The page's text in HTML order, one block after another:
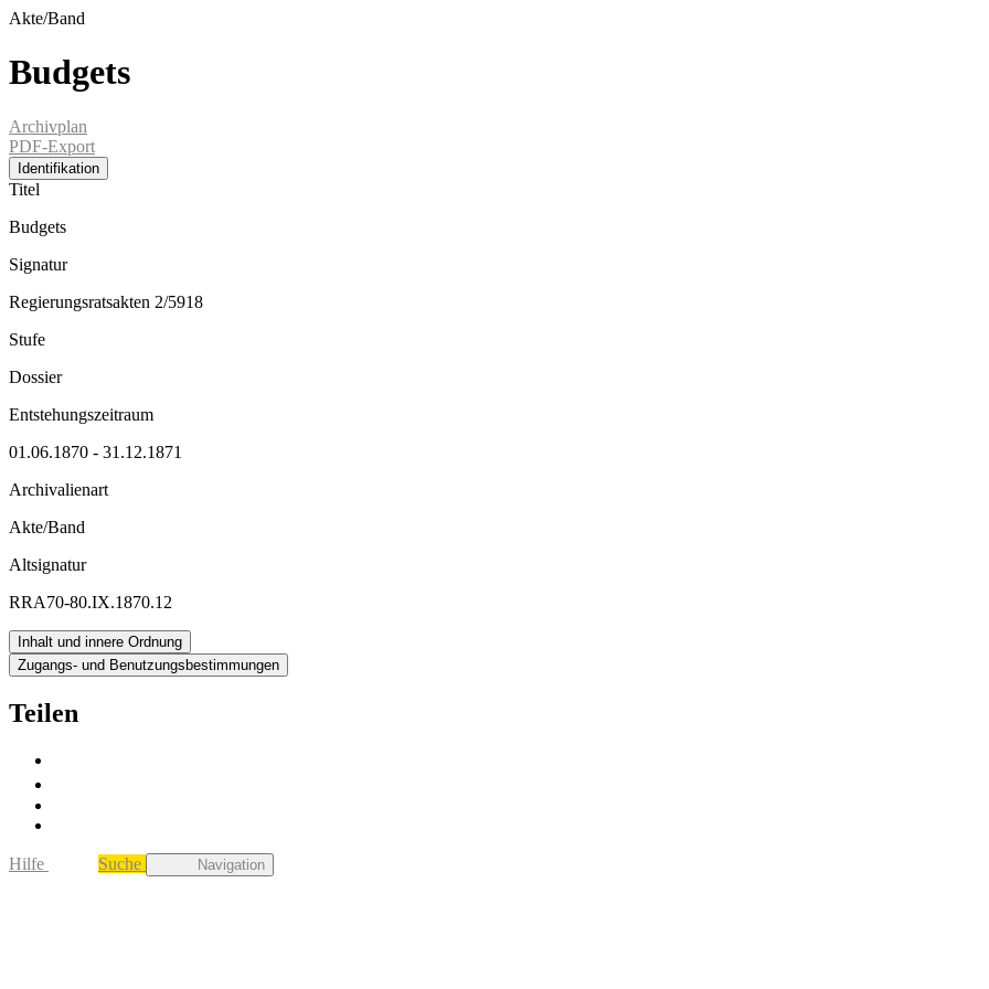
Akte/Band
Budgets
Archivplan
PDF-Export
Identifikation
Titel
Budgets
Signatur
Regierungsratsakten 2/5918
Stufe
Dossier
Entstehungszeitraum
01.06.1870 - 31.12.1871
Archivalienart
Akte/Band
Altsignatur
RRA70-80.IX.1870.12
Inhalt und innere Ordnung
Zugangs- und Benutzungsbestimmungen
Teilen
Hilfe Suche Navigation